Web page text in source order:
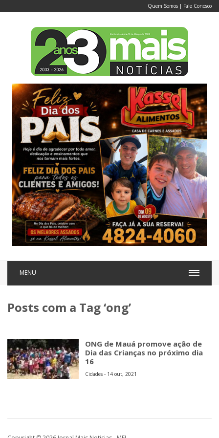
Quem Somos | Fale Conosco
MENU
Posts com a Tag ‘ong’
ONG de Mauá promove ação de
Dia das Crianças no próximo dia
16
Cidades - 14 out, 2021